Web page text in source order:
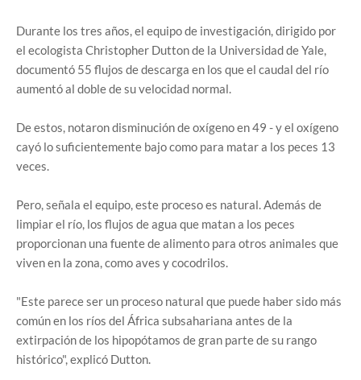
Durante los tres años, el equipo de investigación, dirigido por
el ecologista Christopher Dutton de la Universidad de Yale,
documentó 55 flujos de descarga en los que el caudal del río
aumentó al doble de su velocidad normal.
De estos, notaron disminución de oxígeno en 49 - y el oxígeno
cayó lo suficientemente bajo como para matar a los peces 13
veces.
Pero, señala el equipo, este proceso es natural. Además de
limpiar el río, los flujos de agua que matan a los peces
proporcionan una fuente de alimento para otros animales que
viven en la zona, como aves y cocodrilos.
"Este parece ser un proceso natural que puede haber sido más
común en los ríos del África subsahariana antes de la
extirpación de los hipopótamos de gran parte de su rango
histórico", explicó Dutton.